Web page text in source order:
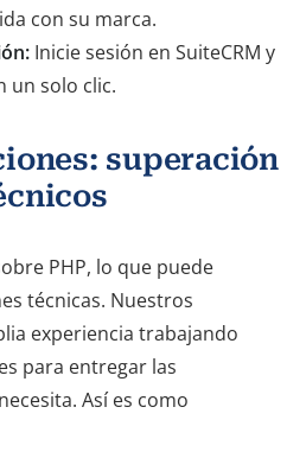
con su marca.
Inicie sesión en SuiteCRM y
un solo clic.
superación
PHP, lo que puede
técnicas. Nuestros
experiencia trabajando
para entregar las
Así es como